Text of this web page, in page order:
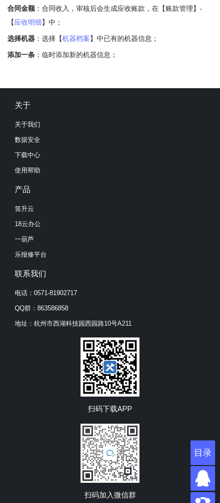
合同金额 ：合同收入，审核后会生成应收账款，在【账款管理】-
【应收明细】中；
选择机器 ：选择【机器档案】中已有的机器信息；
添加一条 ：临时添加新的机器信息；
关于
关于我们
数据安全
下载中心
使用帮助
产品
笛升云
18云办公
一葫芦
乐报修平台
联系我们
电话：0571-81902717
QQ群：863586858
地址：杭州市西湖科技园西园路10号A211
扫码下载APP
扫码加入微信群
目录
目录